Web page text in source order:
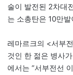
술이 발전된 2차대
는 소총탄은 10만발
레마르크의 <서부
것인 한 젊은 병사
에서는 “서부전선